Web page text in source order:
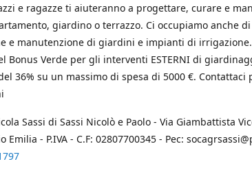
e ragazze ti aiuteranno a progettare, curare e
giardino o terrazzo. Ci occupiamo anche
e manutenzione di giardini e impianti di irrigazione.
Bonus Verde per gli interventi ESTERNI di
36% su un massimo di spesa di 5000 €. Contattaci
Sassi di Sassi Nicolò e Paolo - Via Giambattista
Emilia - P.IVA - C.F: 02807700345 - Pec: